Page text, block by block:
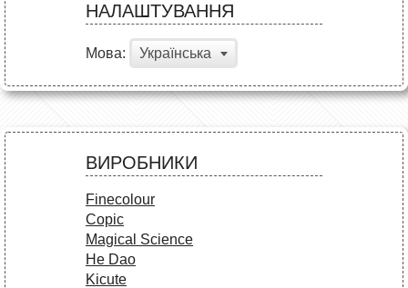
НАЛАШТУВАННЯ
Мова: Українська
ВИРОБНИКИ
Finecolour
Copic
Magical Science
He Dao
Kicute